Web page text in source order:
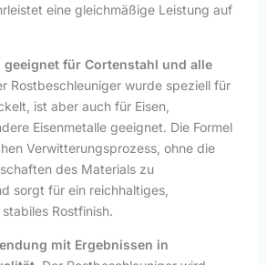
eine gleichmäßige Leistung auf
geeignet für Cortenstahl und alle
Rostbeschleuniger wurde speziell für
ist aber auch für Eisen,
Eisenmetalle geeignet. Die Formel
Verwitterungsprozess, ohne die
des Materials zu
sorgt für ein reichhaltiges,
Rostfinish.
mit Ergebnissen in